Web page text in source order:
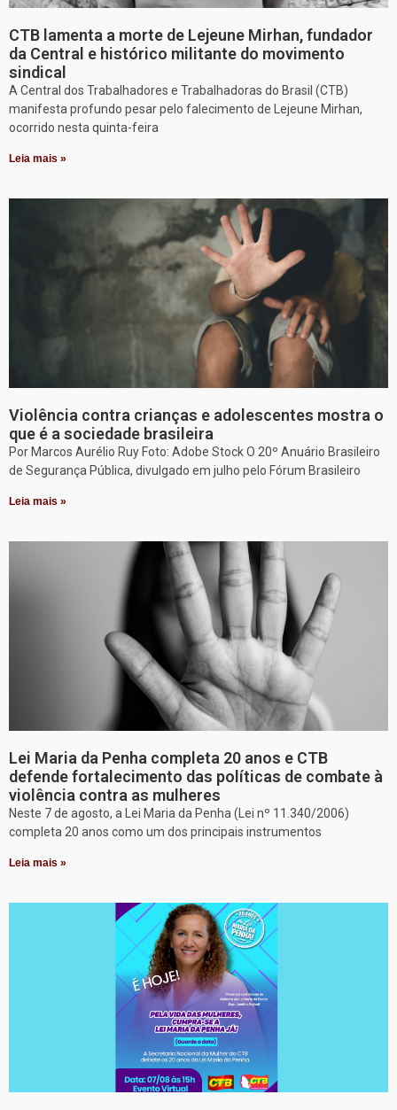
CTB lamenta a morte de Lejeune Mirhan, fundador
da Central e histórico militante do movimento
sindical
A Central dos Trabalhadores e Trabalhadoras do Brasil (CTB)
manifesta profundo pesar pelo falecimento de Lejeune Mirhan,
ocorrido nesta quinta-feira
Leia mais »
Violência contra crianças e adolescentes mostra o
que é a sociedade brasileira
Por Marcos Aurélio Ruy Foto: Adobe Stock O 20º Anuário Brasileiro
de Segurança Pública, divulgado em julho pelo Fórum Brasileiro
Leia mais »
Lei Maria da Penha completa 20 anos e CTB
defende fortalecimento das políticas de combate à
violência contra as mulheres
Neste 7 de agosto, a Lei Maria da Penha (Lei nº 11.340/2006)
completa 20 anos como um dos principais instrumentos
Leia mais »